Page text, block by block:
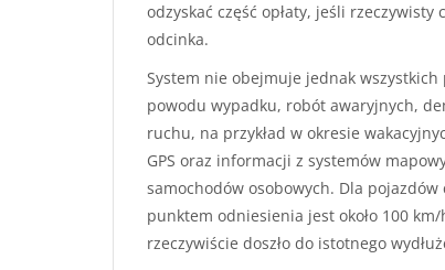
odzyskać część opłaty, jeśli
odcinka.
System nie obejmuje jednak
powodu wypadku, robót awaryjnych,
ruchu, na przykład w okresie
GPS oraz informacji z systemów
samochodów osobowych. Dla
punktem odniesienia jest około 100
rzeczywiście doszło do istotnego